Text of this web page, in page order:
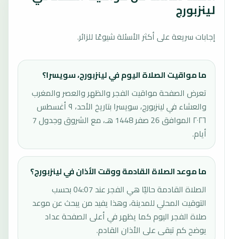
لينزبورج
إجابات سريعة على أكثر الأسئلة شيوعًا للزائر.
ما مواقيت الصلاة اليوم في لينزبورج، سويسرا؟
تعرض الصفحة مواقيت الفجر والظهر والعصر والمغرب
والعشاء في لينزبورج، سويسرا بتاريخ الأحد، ٩ أغسطس
٢٠٢٦ الموافق 26 صفر 1448 هـ، مع الشروق وجدول 7
أيام.
ما موعد الصلاة القادمة ووقت الأذان في لينزبورج؟
الصلاة القادمة حاليًا هي الفجر عند 04:07 بحسب
التوقيت المحلي للمدينة، وهذا يفيد من يبحث عن موعد
صلاة الفجر اليوم كما يظهر في أعلى الصفحة عداد
يوضح كم تبقى على الأذان القادم.